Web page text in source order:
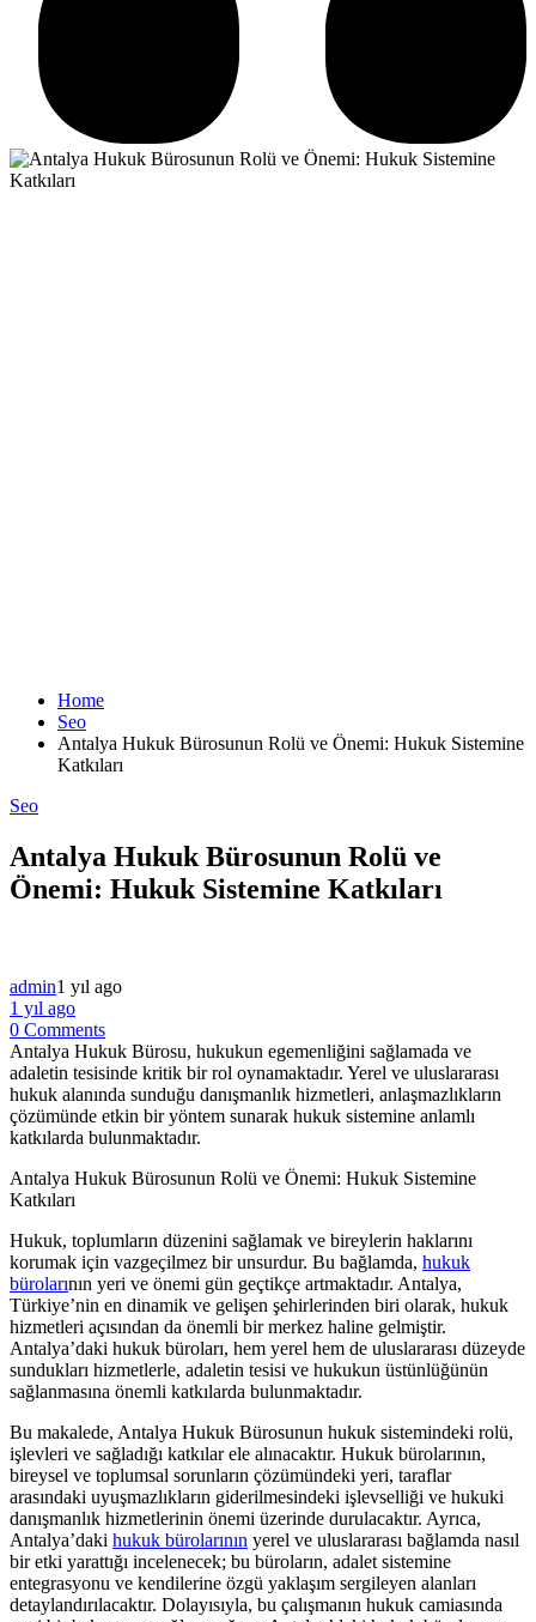
Home
Seo
Antalya Hukuk Bürosunun Rolü ve Önemi: Hukuk Sistemine
Katkıları
Seo
Antalya Hukuk Bürosunun Rolü ve
Önemi: Hukuk Sistemine Katkıları
admin1 yıl ago
1 yıl ago
0 Comments
Antalya Hukuk Bürosu, hukukun egemenliğini sağlamada ve
adaletin tesisinde kritik bir rol oynamaktadır. Yerel ve uluslararası
hukuk alanında sunduğu danışmanlık hizmetleri, anlaşmazlıkların
çözümünde etkin bir yöntem sunarak hukuk sistemine anlamlı
katkılarda bulunmaktadır.
Antalya Hukuk Bürosunun Rolü ve Önemi: Hukuk Sistemine
Katkıları
Hukuk, toplumların düzenini sağlamak ve bireylerin haklarını
korumak için vazgeçilmez bir unsurdur. Bu bağlamda, hukuk
bürolarının yeri ve önemi gün geçtikçe artmaktadır. Antalya,
Türkiye’nin en dinamik ve gelişen şehirlerinden biri olarak, hukuk
hizmetleri açısından da önemli bir merkez haline gelmiştir.
Antalya’daki hukuk büroları, hem yerel hem de uluslararası düzeyde
sundukları hizmetlerle, adaletin tesisi ve hukukun üstünlüğünün
sağlanmasına önemli katkılarda bulunmaktadır.
Bu makalede, Antalya Hukuk Bürosunun hukuk sistemindeki rolü,
işlevleri ve sağladığı katkılar ele alınacaktır. Hukuk bürolarının,
bireysel ve toplumsal sorunların çözümündeki yeri, taraflar
arasındaki uyuşmazlıkların giderilmesindeki işlevselliği ve hukuki
danışmanlık hizmetlerinin önemi üzerinde durulacaktır. Ayrıca,
Antalya’daki hukuk bürolarının yerel ve uluslararası bağlamda nasıl
bir etki yarattığı incelenecek; bu büroların, adalet sistemine
entegrasyonu ve kendilerine özgü yaklaşım sergileyen alanları
detaylandırılacaktır. Dolayısıyla, bu çalışmanın hukuk camiasında